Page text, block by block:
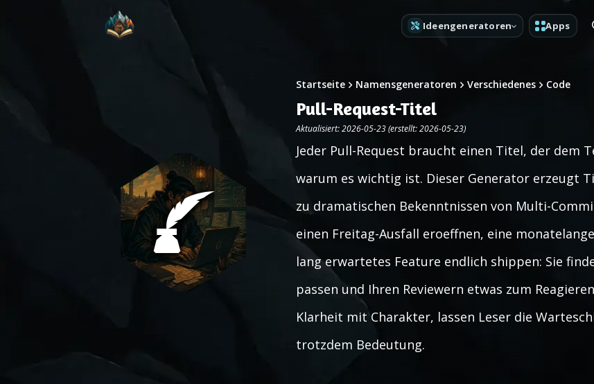
Ideengeneratoren Apps
Startseite Namensgeneratoren Verschiedenes Code
Pull-Request-Titel
Aktualisiert: 2026-05-23 (erstellt: 2026-05-23)
Jeder Pull-Request braucht einen Titel, der dem
warum es wichtig ist. Dieser Generator erzeugt
zu dramatischen Bekenntnissen von Multi-
einen Freitag-Ausfall eroeffnen, eine
lang erwartetes Feature endlich shippen: Sie
passen und Ihren Reviewern etwas zum
Klarheit mit Charakter, lassen Leser die
trotzdem Bedeutung.